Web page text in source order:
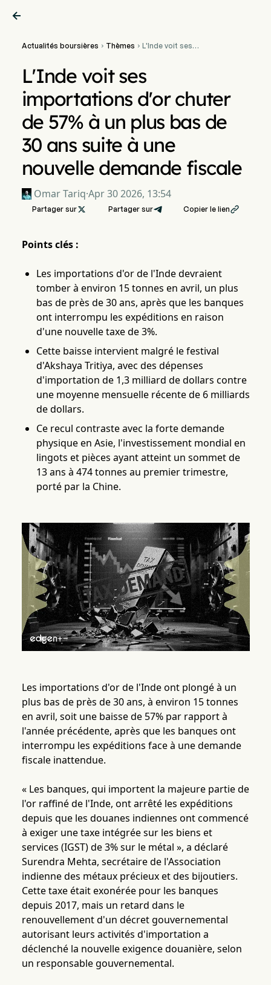

Actualités boursières  Thèmes  L'Inde voit ses
30 ans suite à une nouvelle
demande fiscale
L'Inde voit ses
importations d'or chuter
de 57% à un plus bas de
30 ans suite à une
nouvelle demande fiscale
Omar Tariq·Apr 30 2026, 13:54
Partager sur Partager sur Copier le lien
Points clés :
Les importations d'or de l'Inde devraient
tomber à environ 15 tonnes en avril, un plus
bas de près de 30 ans, après que les banques
ont interrompu les expéditions en raison
d'une nouvelle taxe de 3%.
Cette baisse intervient malgré le festival
d'Akshaya Tritiya, avec des dépenses
d'importation de 1,3 milliard de dollars contre
une moyenne mensuelle récente de 6 milliards
de dollars.
Ce recul contraste avec la forte demande
physique en Asie, l'investissement mondial en
lingots et pièces ayant atteint un sommet de
13 ans à 474 tonnes au premier trimestre,
porté par la Chine.
Les importations d'or de l'Inde ont plongé à un
plus bas de près de 30 ans, à environ 15 tonnes
en avril, soit une baisse de 57% par rapport à
l'année précédente, après que les banques ont
interrompu les expéditions face à une demande
fiscale inattendue.
« Les banques, qui importent la majeure partie de
l'or raffiné de l'Inde, ont arrêté les expéditions
depuis que les douanes indiennes ont commencé
à exiger une taxe intégrée sur les biens et
services (IGST) de 3% sur le métal », a déclaré
Surendra Mehta, secrétaire de l'Association
indienne des métaux précieux et des bijoutiers.
Cette taxe était exonérée pour les banques
depuis 2017, mais un retard dans le
renouvellement d'un décret gouvernemental
autorisant leurs activités d'importation a
déclenché la nouvelle exigence douanière, selon
un responsable gouvernemental.